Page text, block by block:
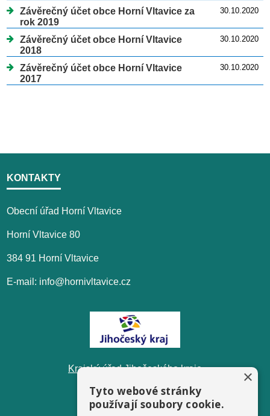
30.10.2020
Závěrečný účet obce Horní Vltavice za
rok 2019
30.10.2020
Závěrečný účet obce Horní Vltavice
2018
30.10.2020
Závěrečný účet obce Horní Vltavice
2017
KONTAKTY
Obecní úřad Horní Vltavice
Horní Vltavice 80
384 91 Horní Vltavice
E-mail: info@hornivltavice.cz
Krajský úřad Jihočeského kraje ×
Tyto webové stránky
používají soubory cookie.